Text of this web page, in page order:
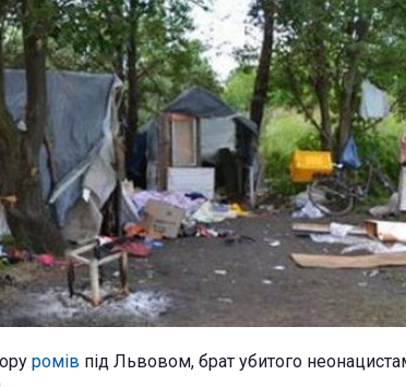
ромів під Львовом, брат убитого